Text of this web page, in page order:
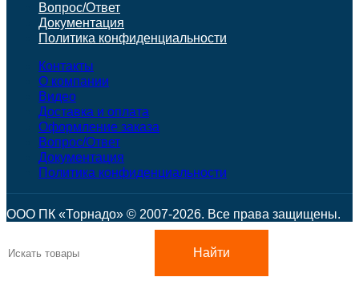
Вопрос/Ответ
Документация
Политика конфиденциальности
Контакты
О компании
Видео
Доставка и оплата
Оформление заказа
Вопрос/Ответ
Документация
Политика конфиденциальности
ООО ПК «Торнадо» © 2007-2026. Все права защищены.
Найти